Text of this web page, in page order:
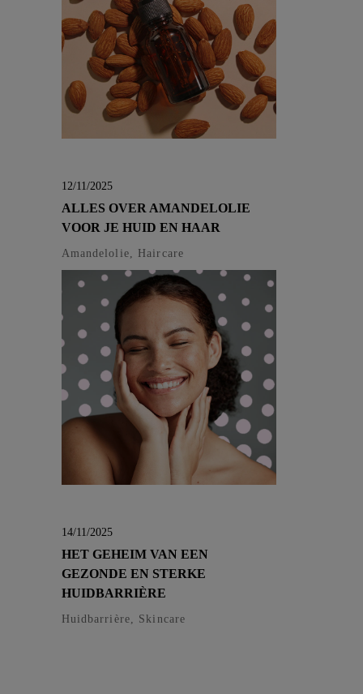
12/11/2025
ALLES OVER AMANDELOLIE
VOOR JE HUID EN HAAR
Amandelolie, Haircare
14/11/2025
HET GEHEIM VAN EEN
GEZONDE EN STERKE
HUIDBARRIÈRE
Huidbarrière, Skincare